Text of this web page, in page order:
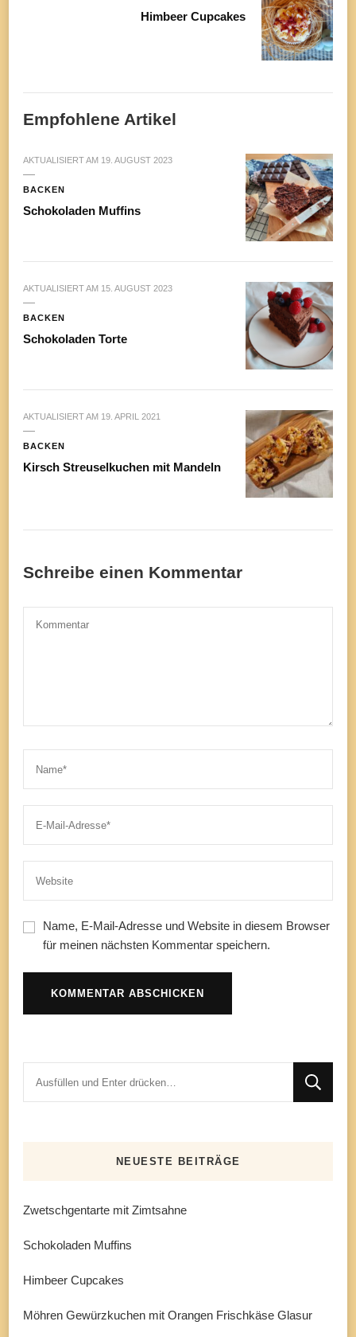
Himbeer Cupcakes
Empfohlene Artikel
AKTUALISIERT AM 19. AUGUST 2023
BACKEN
Schokoladen Muffins
AKTUALISIERT AM 15. AUGUST 2023
BACKEN
Schokoladen Torte
AKTUALISIERT AM 19. APRIL 2021
BACKEN
Kirsch Streuselkuchen mit Mandeln
Schreibe einen Kommentar
Name, E-Mail-Adresse und Website in diesem Browser
für meinen nächsten Kommentar speichern.
NEUESTE BEITRÄGE
Zwetschgentarte mit Zimtsahne
Schokoladen Muffins
Himbeer Cupcakes
Möhren Gewürzkuchen mit Orangen Frischkäse Glasur